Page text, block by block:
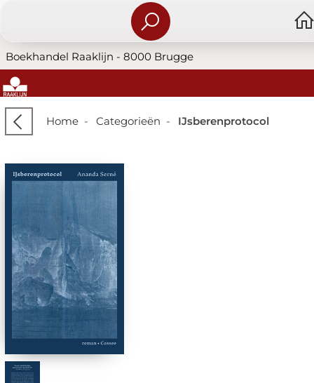
Boekhandel Raaklijn - 8000 Brugge
Home- Categorieën - IJsberenprotocol